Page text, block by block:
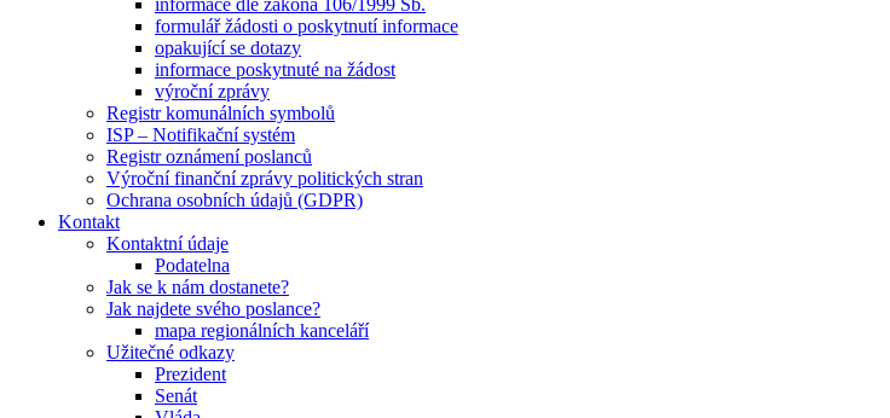
formulář žádosti o poskytnutí informace
opakující se dotazy
informace poskytnuté na žádost
výroční zprávy
Registr komunálních symbolů
ISP – Notifikační systém
Registr oznámení poslanců
Výroční finanční zprávy politických stran
Ochrana osobních údajů (GDPR)
Kontakt
Kontaktní údaje
Podatelna
Jak se k nám dostanete?
Jak najdete svého poslance?
mapa regionálních kanceláří
Užitečné odkazy
Prezident
Senát